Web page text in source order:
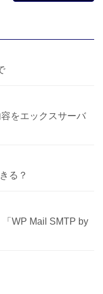
をエックスサーバ
る？
WP Mail SMTP by